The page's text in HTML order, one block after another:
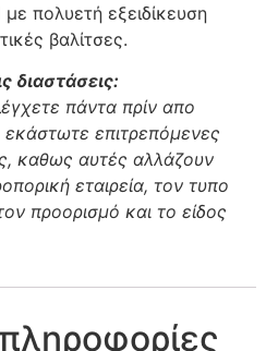
πολυετή εξειδίκευση
βαλίτσες.
διαστάσεις:
πάντα πρίν απο
επιτρεπόμενες
καθως αυτές αλλάζουν
εταιρεία, τον τυπο
προορισμό και το είδος